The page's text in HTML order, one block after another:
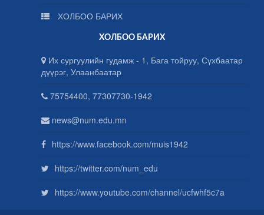
ХОЛБОО БАРИХ
ХОЛБОО БАРИХ
Их сургуулийн гудамж - 1, Бага тойруу, Сүхбаатар
дүүрэг, Улаанбаатар
75754400, 77307730-1942
news@num.edu.mn
https://www.facebook.com/muis1942
https://twitter.com/num_edu
https://www.youtube.com/channel/ucfwhf5c7a